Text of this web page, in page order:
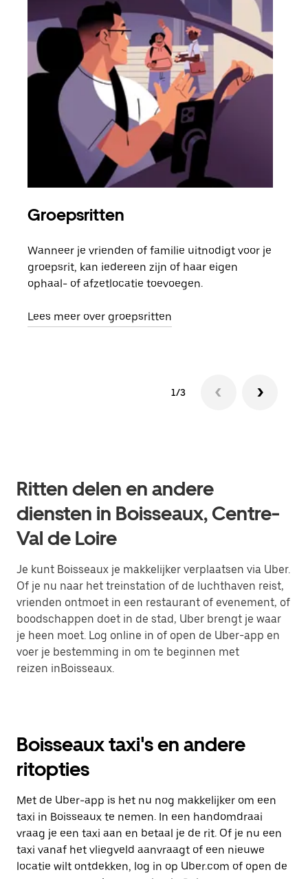
Groepsritten
Wanneer je vrienden of familie uitnodigt voor je
groepsrit, kan iedereen zijn of haar eigen
ophaal- of afzetlocatie toevoegen.
Lees meer over groepsritten
1/3
Ritten delen en andere
diensten in Boisseaux, Centre-
Val de Loire
Je kunt Boisseaux je makkelijker verplaatsen via Uber.
Of je nu naar het treinstation of de luchthaven reist,
vrienden ontmoet in een restaurant of evenement, of
boodschappen doet in de stad, Uber brengt je waar
je heen moet. Log online in of open de Uber-app en
voer je bestemming in om te beginnen met
reizen inBoisseaux.
Boisseaux taxi's en andere
ritopties
Met de Uber-app is het nu nog makkelijker om een
taxi in Boisseaux te nemen. In een handomdraai
vraag je een taxi aan en betaal je de rit. Of je nu een
taxi vanaf het vliegveld aanvraagt of een nieuwe
locatie wilt ontdekken, log in op Uber.com of open de